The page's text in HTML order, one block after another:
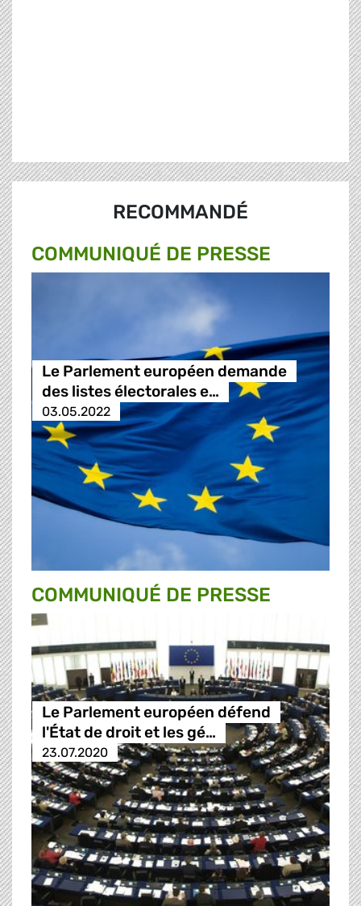
RECOMMANDÉ
COMMUNIQUÉ DE PRESSE
Le Parlement européen demande
des listes électorales e…
03.05.2022
COMMUNIQUÉ DE PRESSE
Le Parlement européen défend
l'État de droit et les gé…
23.07.2020